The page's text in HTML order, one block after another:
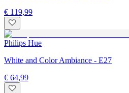
€ 119,99
Philips Hue
White and Color Ambiance - E27
€ 64,99